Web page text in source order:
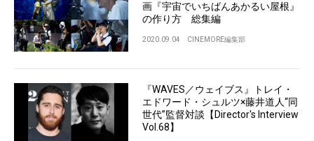
画『宇宙でいちばんあかるい屋根』
の作り方 総集編
2020.09.04 CINEMORE編集部
『WAVES／ウェイブス』トレイ・
エドワード・シュルツ×藤井道人“同
世代”監督対談【Director's Interview
Vol.68】